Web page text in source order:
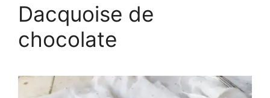
Dacquoise de
chocolate